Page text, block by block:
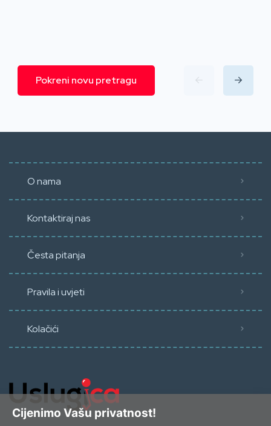
Pokreni novu pretragu
O nama
Kontaktiraj nas
Česta pitanja
Pravila i uvjeti
Kolačići
Cijenimo Vašu privatnost!